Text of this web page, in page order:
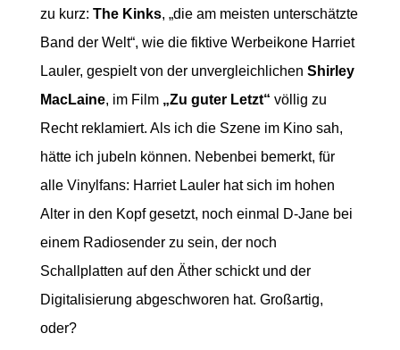
zu kurz: The Kinks, „die am meisten unterschätzte
Band der Welt“, wie die fiktive Werbeikone Harriet
Lauler, gespielt von der unvergleichlichen Shirley
MacLaine, im Film„Zu guter Letzt“ völlig zu
Recht reklamiert. Als ich die Szene im Kino sah,
hätte ich jubeln können. Nebenbei bemerkt, für
alle Vinylfans: Harriet Lauler hat sich im hohen
Alter in den Kopf gesetzt, noch einmal D-Jane bei
einem Radiosender zu sein, der noch
Schallplatten auf den Äther schickt und der
Digitalisierung abgeschworen hat. Großartig,
oder?